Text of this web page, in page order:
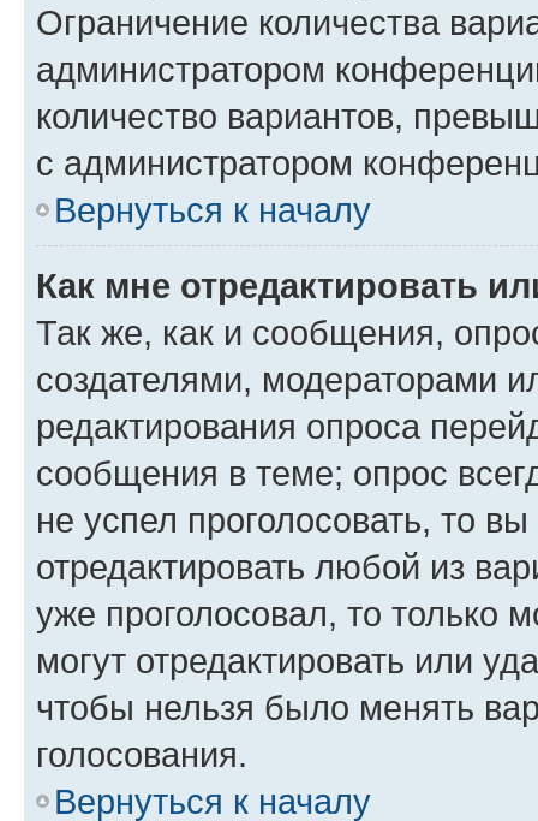
Ограничение количества
администратором
количество вариантов,
с администратором
Вернуться к началу
Как мне отредактировать
Так же, как и сообщения,
создателями, модераторами
редактирования опроса
сообщения в теме; опрос
не успел проголосовать, то
отредактировать любой из
уже проголосовал, то только
могут отредактировать или
чтобы нельзя было менять
голосования.
Вернуться к началу